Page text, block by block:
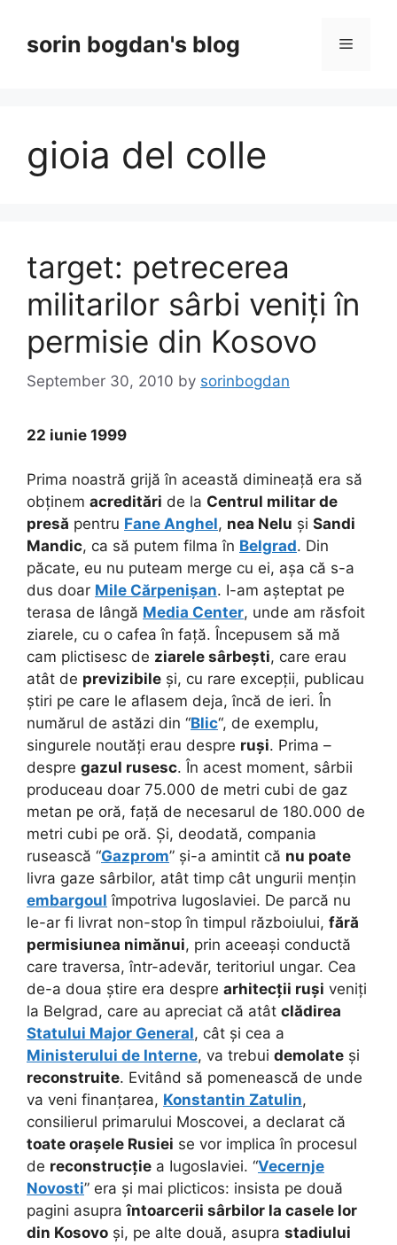
contentsorin bogdan's blog Menu
gioia del colle
target: petrecerea
militarilor sârbi veniți în
permisie din Kosovo
September 30, 2010 by sorinbogdan
22 iunie 1999
Prima noastră grijă în această dimineață era să
obținem acreditări de la Centrul militar de
presă pentru Fane Anghel, nea Nelu și Sandi
Mandic, ca să putem filma în Belgrad. Din
păcate, eu nu puteam merge cu ei, așa că s-a
dus doar Mile Cărpenișan. I-am așteptat pe
terasa de lângă Media Center, unde am răsfoit
ziarele, cu o cafea în față. Începusem să mă
cam plictisesc de ziarele sârbești, care erau
atât de previzibile și, cu rare excepții, publicau
știri pe care le aflasem deja, încă de ieri. În
numărul de astăzi din “Blic“, de exemplu,
singurele noutăți erau despre ruși. Prima –
despre gazul rusesc. În acest moment, sârbii
produceau doar 75.000 de metri cubi de gaz
metan pe oră, față de necesarul de 180.000 de
metri cubi pe oră. Și, deodată, compania
rusească “Gazprom” și-a amintit că nu poate
livra gaze sârbilor, atât timp cât ungurii mențin
embargoul împotriva Iugoslaviei. De parcă nu
le-ar fi livrat non-stop în timpul războiului, fără
permisiunea nimănui, prin aceeași conductă
care traversa, într-adevăr, teritoriul ungar. Cea
de-a doua știre era despre arhitecții ruși veniți
la Belgrad, care au apreciat că atât clădirea
Statului Major General, cât și cea a
Ministerului de Interne, va trebui demolate și
reconstruite. Evitând să pomenească de unde
va veni finanțarea, Konstantin Zatulin,
consilierul primarului Moscovei, a declarat că
toate orașele Rusiei se vor implica în procesul
de reconstrucție a Iugoslaviei. “Vecernje
Novosti” era și mai plicticos: insista pe două
pagini asupraîntoarcerii sârbilor la casele lor
din Kosovo și, pe alte două, asupra stadiului